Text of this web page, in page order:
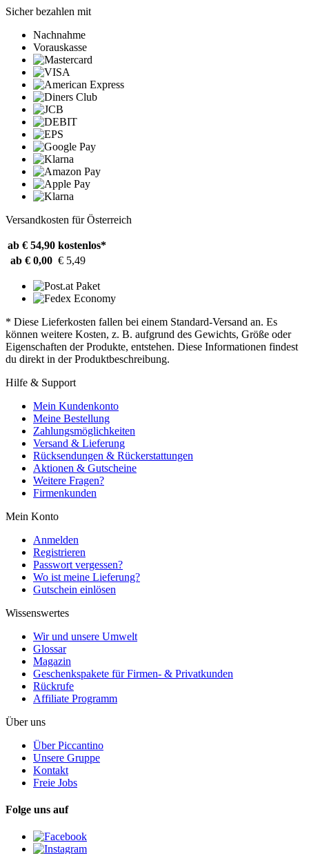
Sicher bezahlen mit
Nachnahme
Vorauskasse
Versandkosten für Österreich
ab € 54,90 kostenlos*
ab € 0,00 € 5,49
* Diese Lieferkosten fallen bei einem Standard-Versand an. Es
können weitere Kosten, z. B. aufgrund des Gewichts, Größe oder
Eigenschaften der Produkte, entstehen. Diese Informationen findest
du direkt in der Produktbeschreibung.
Hilfe & Support
Mein Kundenkonto
Meine Bestellung
Zahlungsmöglichkeiten
Versand & Lieferung
Rücksendungen & Rückerstattungen
Aktionen & Gutscheine
Weitere Fragen?
Firmenkunden
Mein Konto
Anmelden
Registrieren
Passwort vergessen?
Wo ist meine Lieferung?
Gutschein einlösen
Wissenswertes
Wir und unsere Umwelt
Glossar
Magazin
Geschenkspakete für Firmen- & Privatkunden
Rückrufe
Affiliate Programm
Über uns
Über Piccantino
Unsere Gruppe
Kontakt
Freie Jobs
Folge uns auf